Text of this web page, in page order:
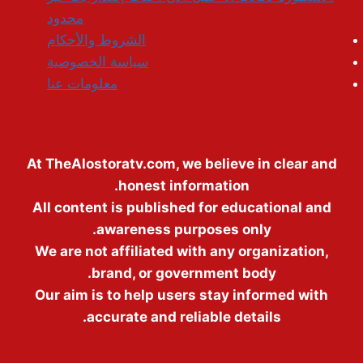
محدود
الشروط والأحكام
سياسة الخصوصية
معلومات عنا
At TheAlostoratv.com, we believe in clear and
honest information.
All content is published for educational and
awareness purposes only.
We are not affiliated with any organization,
brand, or government body.
Our aim is to help users stay informed with
accurate and reliable details.